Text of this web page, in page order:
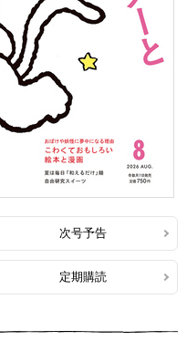
次号予告
定期購読